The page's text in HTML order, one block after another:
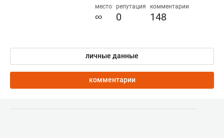
место
∞
репутация
0
комментарии
148
личные данные
комментарии